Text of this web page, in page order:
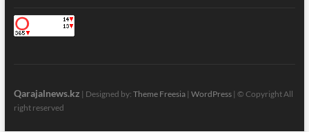
Qarajalnews.kz | Designed by: Theme Freesia| WordPress| © Copyright All
right reserved